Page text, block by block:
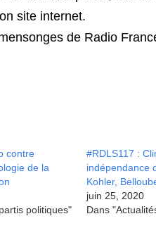
site internet.
de Radio
contre
de la
politiques"
#RDLS117 :
indépendance
Kohler,
juin 25, 2020
Dans